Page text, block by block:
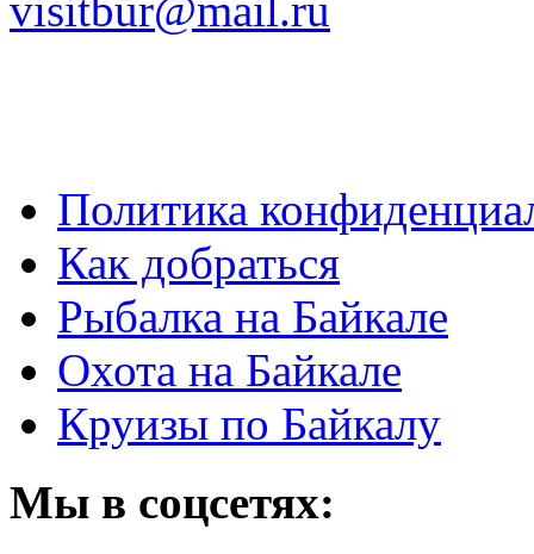
Политика
Как добраться
Рыбалка на Байкале
Охота на Байкале
Круизы по Байкалу
Мы в соцсетях: